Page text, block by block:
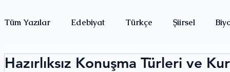
Tüm Yazılar Edebiyat Türkçe Şiirsel
Hazırlıksız Konuşma Türleri ve